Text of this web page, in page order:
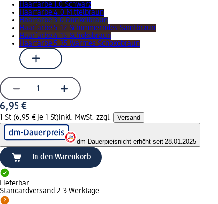
Haarfarbe 1.0 Schwarz
Haarfarbe 4.0 Mittelbraun
Haarfarbe 3.0 Dunkelbraun
Haarfarbe 5.12 Schimmerndes Samtbraun
Haarfarbe 4.15 Schokobraun
Haarfarbe 5.35 Warmes Schokobraun
6,95 €
1 St (6,95 € je 1 St)inkl. MwSt. zzgl. Versand
dm-Dauerpreisnicht erhöht seit 28.01.2025
In den Warenkorb
Lieferbar
Standardversand 2-3 Werktage